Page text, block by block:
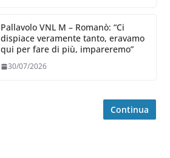
Pallavolo VNL M – Romanò: “Ci
dispiace veramente tanto, eravamo
qui per fare di più, impareremo”
30/07/2026
Continua